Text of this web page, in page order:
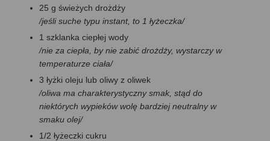
25 g świeżych drożdży
/jeśli suche typu instant, to 1 łyżeczka/
1 szklanka ciepłej wody
/nie za ciepła, by nie zabić drożdży, wystarczy w
temperaturze ciała/
3 łyżki oleju lub oliwy z oliwek
/oliwa ma charakterystyczny smak, stąd do
niektórych wypieków wolę bardziej neutralny w
smaku olej/
1/2 łyżeczki cukru